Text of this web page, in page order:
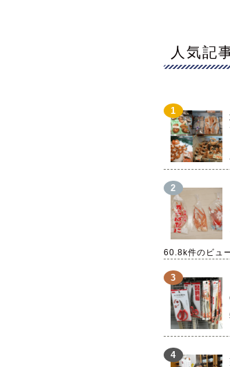
人気記
60.8k件のビュ